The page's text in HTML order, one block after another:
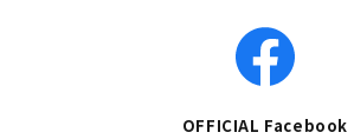
OFFICIAL Facebook